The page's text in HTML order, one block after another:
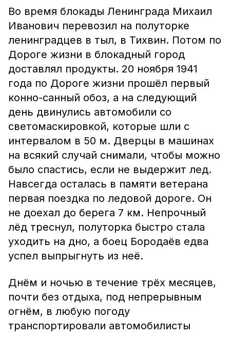
Во время блокады Ленинграда Михаил
Иванович перевозил на полуторке
ленинградцев в тыл, в Тихвин. Потом по
Дороге жизни в блокадный город
доставлял продукты. 20 ноября 1941
года по Дороге жизни прошёл первый
конно-санный обоз, а на следующий
день двинулись автомобили со
светомаскировкой, которые шли с
интервалом в 50 м. Дверцы в машинах
на всякий случай снимали, чтобы можно
было спастись, если не выдержит лед.
Навсегда осталась в памяти ветерана
первая поездка по ледовой дороге. Он
не доехал до берега 7 км. Непрочный
лёд треснул, полуторка быстро стала
уходить на дно, а боец Бородаёв едва
успел выпрыгнуть из неё.
Днём и ночью в течение трёх месяцев,
почти без отдыха, под непрерывным
огнём, в любую погоду
транспортировали автомобилисты